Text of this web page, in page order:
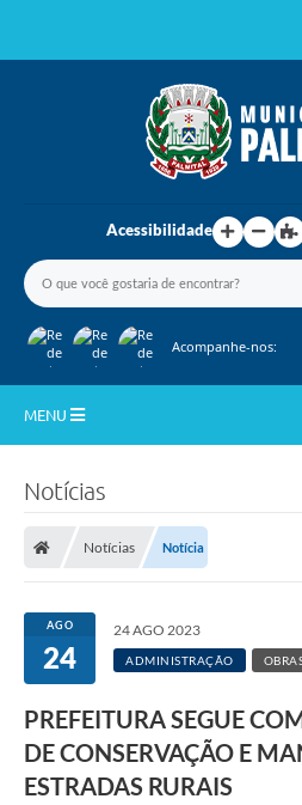
Acessibilidade
Acompanhe-nos:
MENU
Departamentos
Câmara Municipal
Notícias
Notícias Notícia
AGO
24
24 AGO 2023
ADMINISTRAÇÃO
PREFEITURA SEGUE
DE CONSERVAÇÃO E
ESTRADAS RURAIS